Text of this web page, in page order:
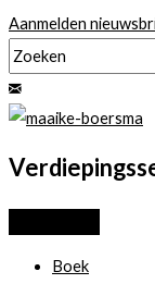
Ga
naar
de
inhoud
Aanmelden
Boek